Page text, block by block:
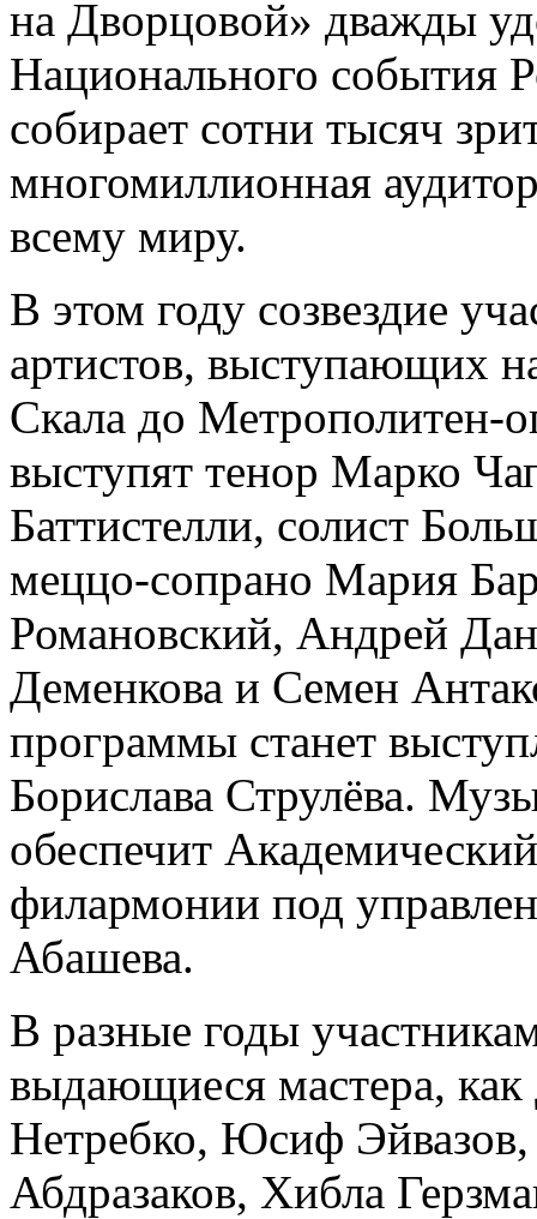
на Дворцовой» дважды
Национального события
собирает сотни тысяч
многомиллионная
всему миру.
В этом году созвездие
артистов, выступающих
Скала до Метрополитен-
выступят тенор Марко
Баттистелли, солист
меццо-сопрано Мария
Романовский, Андрей
Деменкова и Семен
программы станет
Борислава Струлёва.
обеспечит
филармонии под
Абашева.
В разные годы
выдающиеся мастера,
Нетребко, Юсиф
Абдразаков, Хибла